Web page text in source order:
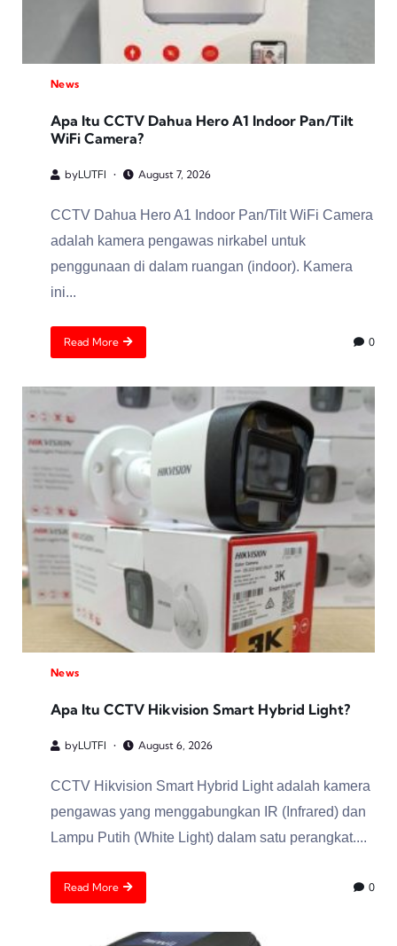
News
Apa Itu CCTV Dahua Hero A1 Indoor Pan/Tilt
WiFi Camera?
byLUTFI August 7, 2026
CCTV Dahua Hero A1 Indoor Pan/Tilt WiFi Camera
adalah kamera pengawas nirkabel untuk
penggunaan di dalam ruangan (indoor). Kamera
ini...
Read More 0
News
Apa Itu CCTV Hikvision Smart Hybrid Light?
byLUTFI August 6, 2026
CCTV Hikvision Smart Hybrid Light adalah kamera
pengawas yang menggabungkan IR (Infrared) dan
Lampu Putih (White Light) dalam satu perangkat....
Read More 0